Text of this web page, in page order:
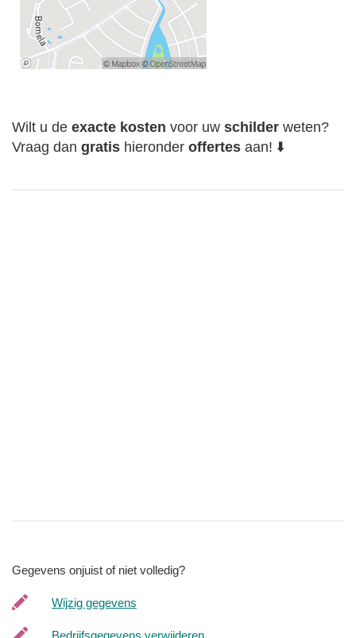
Wilt u de exacte kosten voor uw schilder weten?
Vraag dan gratis hieronder offertes aan! ⬇️
Gegevens onjuist of niet volledig?
Wijzig gegevens